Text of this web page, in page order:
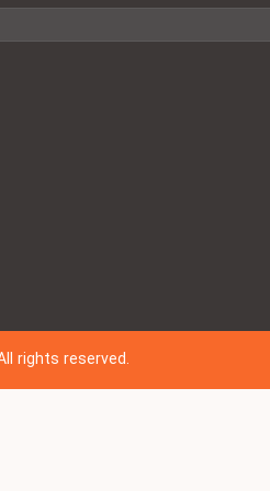
rights reserved.